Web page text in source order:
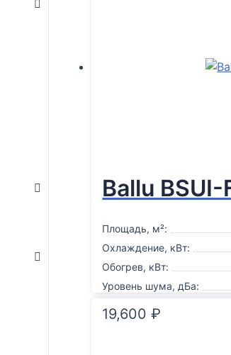
Ballu
Площадь, м²:
Охлаждение, кВт:
Обогрев, кВт:
Уровень шума, дБа:
19,600₽